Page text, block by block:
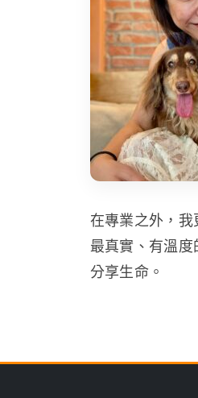
在專業之外，我
最真實、有溫度
分享生命。